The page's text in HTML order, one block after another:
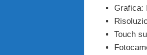
Grafica:
Touch